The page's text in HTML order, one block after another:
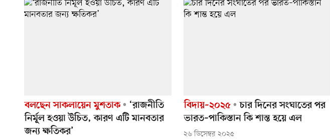
বলছেন সাকলায়েন মুশতাক
‘রাজনীতি
নির্মূল হওয়া উচিত, কারণ এটি মানবতার
জন্য ক্ষতিকর’
বিদায়–২০২৫
চার দিনের সংঘাতের পর
ভারত–পাকিস্তান কি শান্ত হয়ে এল
২৬ ডিসেম্বর ২০২৫